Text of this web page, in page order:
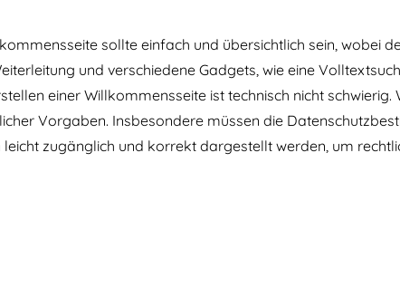
sollte einfach und übersichtlich sein, wobei
und verschiedene Gadgets, wie eine
einer Willkommensseite ist technisch nicht
Vorgaben. Insbesondere müssen die
zugänglich und korrekt dargestellt werden, um